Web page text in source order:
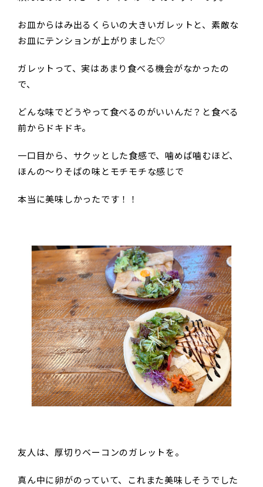
お皿からはみ出るくらいの大きいガレットと、素敵な
お皿にテンションが上がりました♡
ガレットって、実はあまり食べる機会がなかったの
で、
どんな味でどうやって食べるのがいいんだ？と食べる
前からドキドキ。
一口目から、サクッとした食感で、噛めば噛むほど、
ほんの～りそばの味とモチモチな感じで
本当に美味しかったです！！
友人は、厚切りベーコンのガレットを。
真ん中に卵がのっていて、これまた美味しそうでした